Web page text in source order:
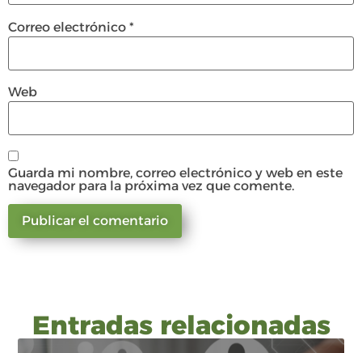
Correo electrónico *
Web
Guarda mi nombre, correo electrónico y web en este
navegador para la próxima vez que comente.
Entradas relacionadas